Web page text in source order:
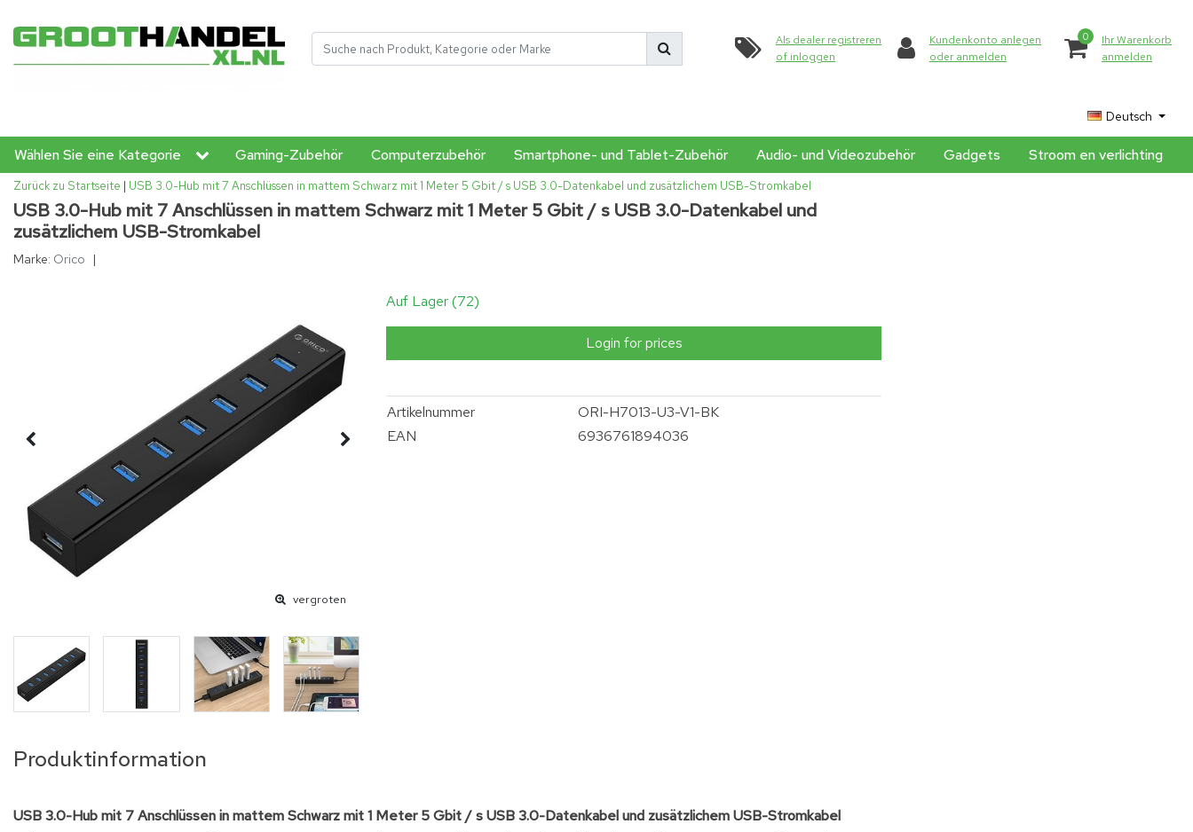
Als dealer registreren
of inloggen
Kundenkonto anlegen
oder anmelden
0
Ihr Warenkorb
anmelden
Deutsch
Wählen Sie eine Kategorie Gaming-Zubehör Computerzubehör Smartphone- und Tablet-Zubehör Audio- und Videozubehör Gadgets Stroom en verlichting
Zurück zu Startseite | USB 3.0-Hub mit 7 Anschlüssen in mattem Schwarz mit 1 Meter 5 Gbit / s USB 3.0-Datenkabel und zusätzlichem USB-Stromkabel
USB 3.0-Hub mit 7 Anschlüssen in mattem Schwarz mit 1 Meter 5 Gbit / s USB 3.0-Datenkabel und
zusätzlichem USB-Stromkabel
Marke: Orico |
vergroten
Auf Lager (72)
Login for prices
Artikelnummer
ORI-H7013-U3-V1-BK
EAN
6936761894036
Produktinformation
USB 3.0-Hub mit 7 Anschlüssen in mattem Schwarz mit 1 Meter 5 Gbit / s USB 3.0-Datenkabel und zusätzlichem USB-Stromkabel